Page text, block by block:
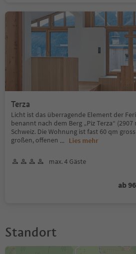
Terza
Licht ist das überragende Element der
benannt nach dem Berg „Piz Terza“
Schweiz. Die Wohnung ist fast 60 qm
großen, offenen ... Lies mehr
max. 4 Gäste
ab
Standort